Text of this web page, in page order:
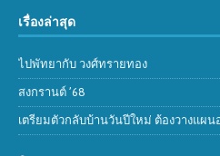
เรื่องล่าสุด
ไปพัทยากับ วงศ์ทรายทอง
สงกรานต์ ’68
เตรียมตัวกลับบ้านวันปีใหม่ ต้องวางแผน